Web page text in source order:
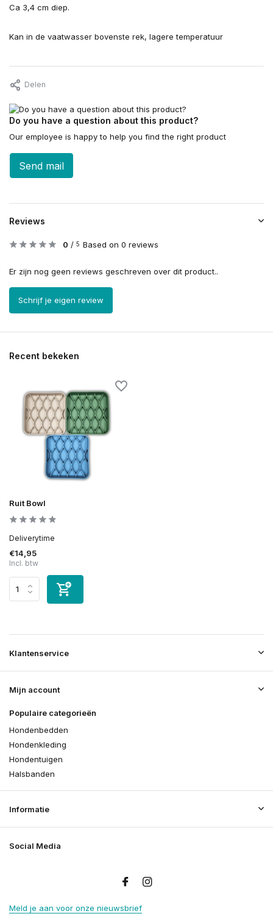
Ca 3,4 cm diep.
Kan in de vaatwasser bovenste rek, lagere temperatuur
Delen
Do you have a question about this product?
Our employee is happy to help you find the right product
Send mail
Reviews
0 / 5 Based on 0 reviews
Er zijn nog geen reviews geschreven over dit product..
Schrijf je eigen review
Recent bekeken
Ruit Bowl
Deliverytime
€14,95
Incl. btw
Klantenservice
Mijn account
Populaire categorieën
Hondenbedden
Hondenkleding
Hondentuigen
Halsbanden
Informatie
Social Media
Meld je aan voor onze nieuwsbrief